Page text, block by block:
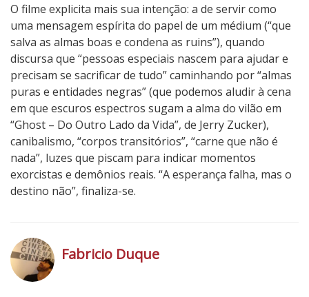
O filme explicita mais sua intenção: a de servir como
uma mensagem espírita do papel de um médium (“que
salva as almas boas e condena as ruins”), quando
discursa que “pessoas especiais nascem para ajudar e
precisam se sacrificar de tudo” caminhando por “almas
puras e entidades negras” (que podemos aludir à cena
em que escuros espectros sugam a alma do vilão em
“Ghost – Do Outro Lado da Vida”, de Jerry Zucker),
canibalismo, “corpos transitórios”, “carne que não é
nada”, luzes que piscam para indicar momentos
exorcistas e demônios reais. “A esperança falha, mas o
destino não”, finaliza-se.
o
t
Fabricio Duque